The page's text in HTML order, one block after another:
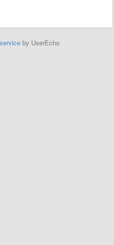
by UserEcho